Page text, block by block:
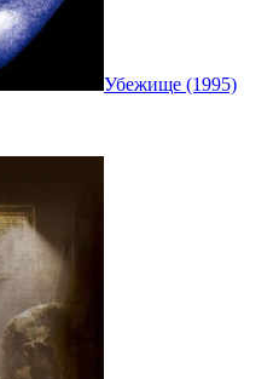
Убежище (1995)